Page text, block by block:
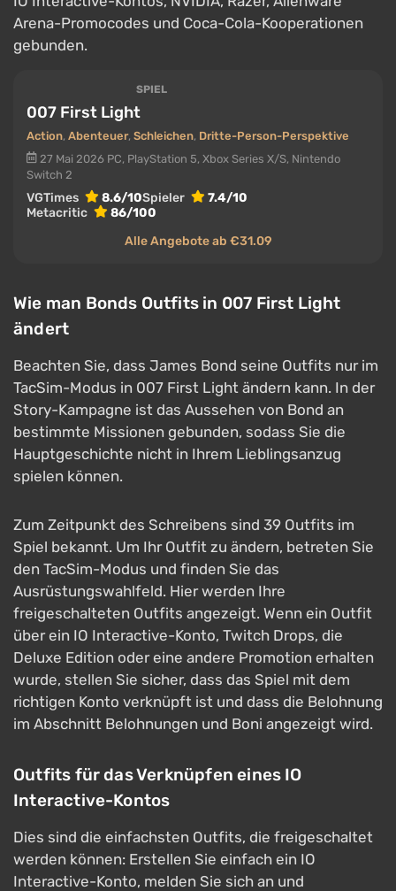
Arena-Promocodes und Coca-Cola-Kooperationen
gebunden.
SPIEL
007 First Light
Action, Abenteuer, Schleichen, Dritte-Person-Perspektive
27 Mai 2026 PC, PlayStation 5, Xbox Series X/S, Nintendo
Switch 2
VGTimes 8.6/10Spieler
7.4/10
Metacritic
86/100
Alle Angebote ab €31.09
Wie man Bonds Outfits in 007 First Light
ändert
Beachten Sie, dass James Bond seine Outfits nur im
TacSim-Modus in 007 First Light ändern kann. In der
Story-Kampagne ist das Aussehen von Bond an
bestimmte Missionen gebunden, sodass Sie die
Hauptgeschichte nicht in Ihrem Lieblingsanzug
spielen können.
Zum Zeitpunkt des Schreibens sind 39 Outfits im
Spiel bekannt. Um Ihr Outfit zu ändern, betreten Sie
den TacSim-Modus und finden Sie das
Ausrüstungswahlfeld. Hier werden Ihre
freigeschalteten Outfits angezeigt. Wenn ein Outfit
über ein IO Interactive-Konto, Twitch Drops, die
Deluxe Edition oder eine andere Promotion erhalten
wurde, stellen Sie sicher, dass das Spiel mit dem
richtigen Konto verknüpft ist und dass die Belohnung
im Abschnitt Belohnungen und Boni angezeigt wird.
Outfits für das Verknüpfen eines IO
Interactive-Kontos
Dies sind die einfachsten Outfits, die freigeschaltet
werden können: Erstellen Sie einfach ein IO
Interactive-Konto, melden Sie sich an und